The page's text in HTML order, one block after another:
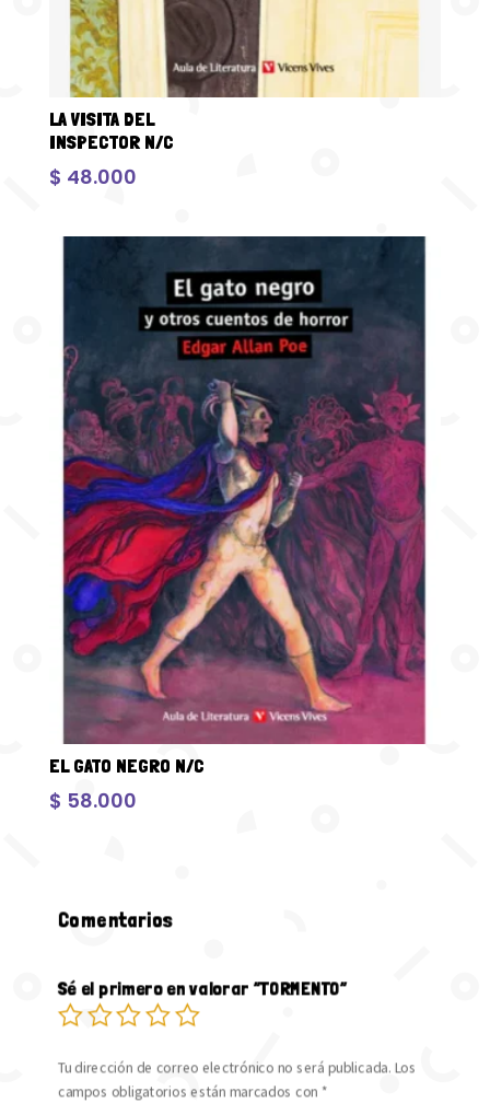
LA VISITA DEL
INSPECTOR N/C
$ 48.000
EL GATO NEGRO N/C
$ 58.000
Comentarios
Sé el primero en valorar “TORMENTO”
Tu dirección de correo electrónico no será publicada. Los
campos obligatorios están marcados con *